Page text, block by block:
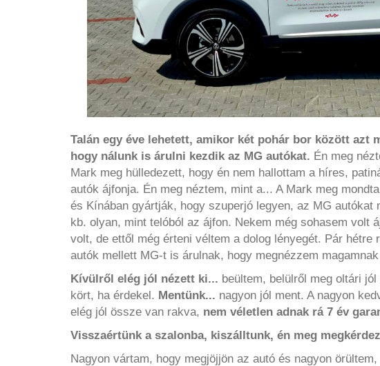
Talán egy éve lehetett, amikor két pohár bor között azt
hogy nálunk is árulni kezdik az MG autókat. Én meg
Mark meg hülledezett, hogy én nem hallottam a híres,
autók ájfonja. Én meg néztem, mint a... A Mark meg
és Kínában gyártják, hogy szuperjó legyen, az MG
kb. olyan, mint telóból az ájfon. Nekem még sohasem volt
volt, de ettől még érteni véltem a dolog lényegét. Pár hétre
autók mellett MG-t is árulnak, hogy megnézzem
Kívülről elég jól nézett ki... beültem, belülről meg oltári
kört, ha érdekel. Mentünk... nagyon jól ment. A nagyon
elég jól össze van rakva, nem véletlen adnak rá 7 év
Visszaértünk a szalonba, kiszálltunk, én meg
Nagyon vártam, hogy megjöjjön az autó és nagyon